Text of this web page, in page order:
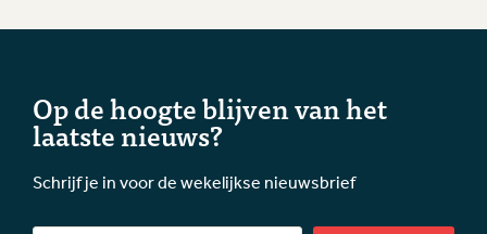
Op de hoogte blijven van het
laatste nieuws?
Schrijf je in voor de wekelijkse nieuwsbrief